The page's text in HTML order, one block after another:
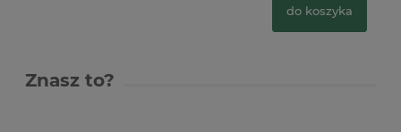
do koszyka
Znasz to?